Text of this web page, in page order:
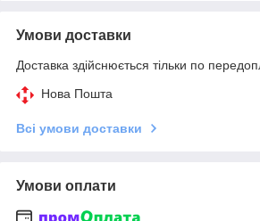
Умови доставки
Доставка здійснюється тільки по
Нова Пошта
Всі умови доставки
Умови оплати